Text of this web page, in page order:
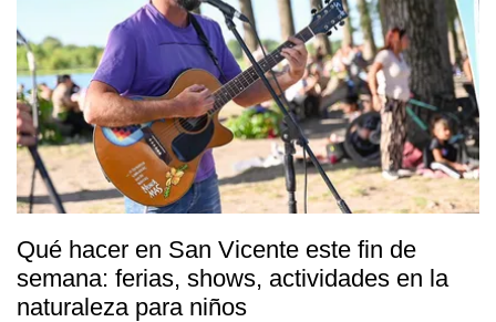
Qué hacer en San Vicente este fin de
semana: ferias, shows, actividades en la
naturaleza para niños